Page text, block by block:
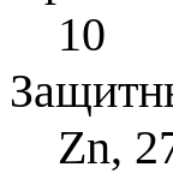
10
Zn,